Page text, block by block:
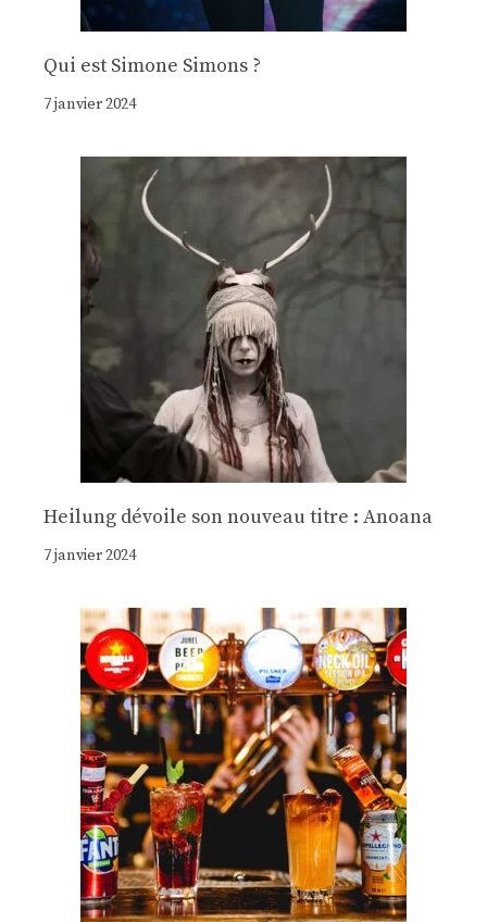
Qui est Simone Simons ?
7 janvier 2024
Heilung dévoile son nouveau titre : Anoana
7 janvier 2024